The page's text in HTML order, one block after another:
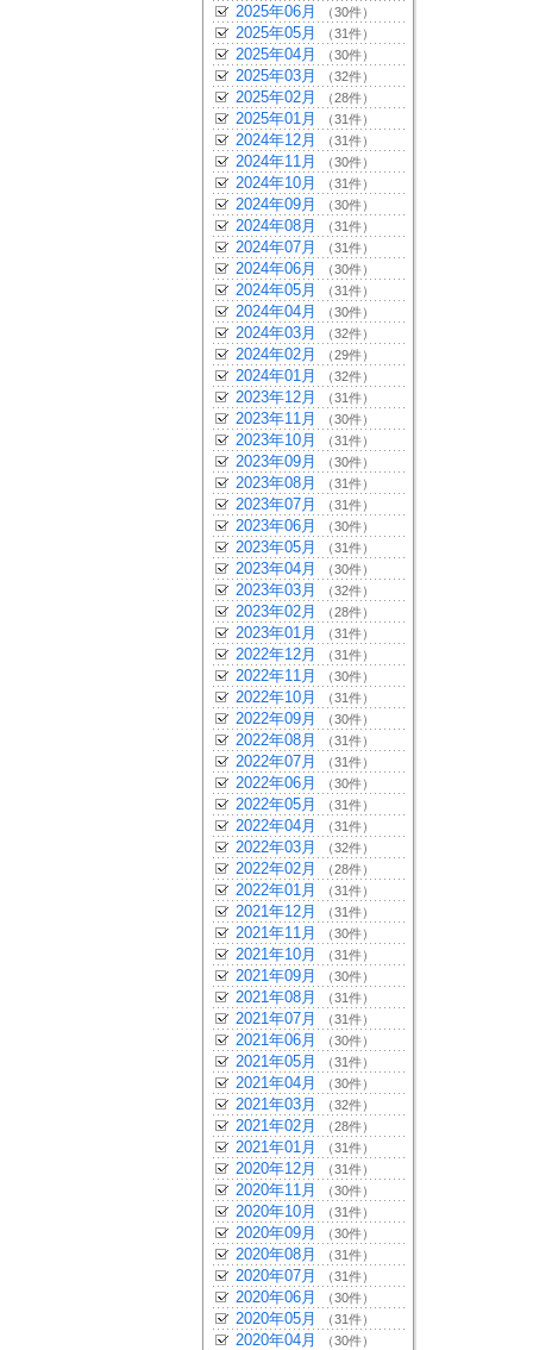
2025年06月 （30件）
2025年05月 （31件）
2025年04月 （30件）
2025年03月 （32件）
2025年02月 （28件）
2025年01月 （31件）
2024年12月 （31件）
2024年11月 （30件）
2024年10月 （31件）
2024年09月 （30件）
2024年08月 （31件）
2024年07月 （31件）
2024年06月 （30件）
2024年05月 （31件）
2024年04月 （30件）
2024年03月 （32件）
2024年02月 （29件）
2024年01月 （32件）
2023年12月 （31件）
2023年11月 （30件）
2023年10月 （31件）
2023年09月 （30件）
2023年08月 （31件）
2023年07月 （31件）
2023年06月 （30件）
2023年05月 （31件）
2023年04月 （30件）
2023年03月 （32件）
2023年02月 （28件）
2023年01月 （31件）
2022年12月 （31件）
2022年11月 （30件）
2022年10月 （31件）
2022年09月 （30件）
2022年08月 （31件）
2022年07月 （31件）
2022年06月 （30件）
2022年05月 （31件）
2022年04月 （31件）
2022年03月 （32件）
2022年02月 （28件）
2022年01月 （31件）
2021年12月 （31件）
2021年11月 （30件）
2021年10月 （31件）
2021年09月 （30件）
2021年08月 （31件）
2021年07月 （31件）
2021年06月 （30件）
2021年05月 （31件）
2021年04月 （30件）
2021年03月 （32件）
2021年02月 （28件）
2021年01月 （31件）
2020年12月 （31件）
2020年11月 （30件）
2020年10月 （31件）
2020年09月 （30件）
2020年08月 （31件）
2020年07月 （31件）
2020年06月 （30件）
2020年05月 （31件）
2020年04月 （30件）